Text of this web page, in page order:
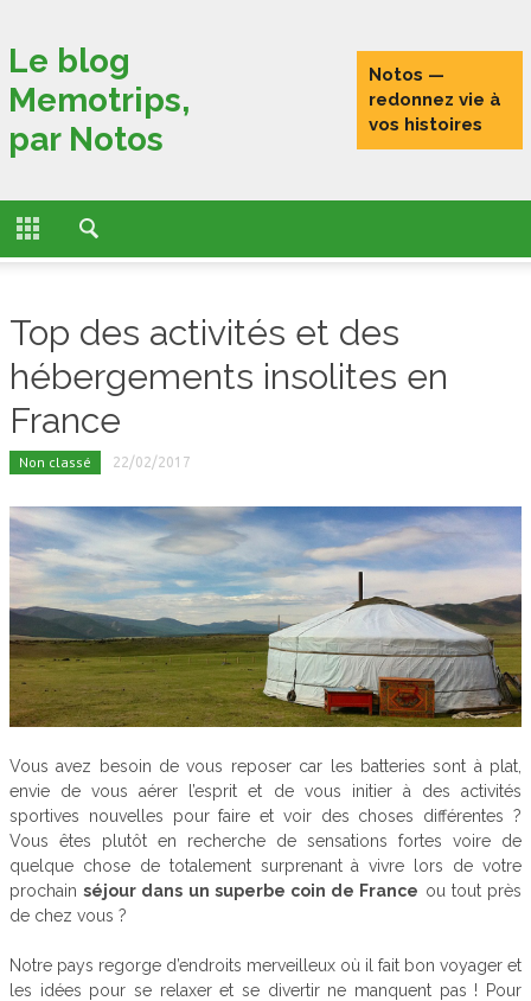
ACCUEIL
ACTUALITÉS
FONCTIONNALITÉS
L’HISTOIRE DE MEMOTRIPS
VOYAGEURS CONNECTÉS
TESTS
PORTRAITS DE VOYAGEURS
Le blog
Memotrips,
par Notos
Notos —
redonnez vie à
vos histoires
Top des activités et des
hébergements insolites en
France
Non classé 22/02/2017
Vous avez besoin de vous reposer car les batteries sont à plat,
envie de vous aérer l’esprit et de vous initier à des activités
sportives nouvelles pour faire et voir des choses différentes ?
Vous êtes plutôt en recherche de sensations fortes voire de
quelque chose de totalement surprenant à vivre lors de votre
prochainséjour dans un superbe coin de France ou tout près
de chez vous ?
Notre pays regorge d’endroits merveilleux où il fait bon voyager et
les idées pour se relaxer et se divertir ne manquent pas ! Pour